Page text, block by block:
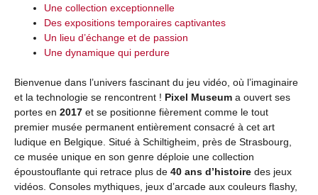
Une collection exceptionnelle
Des expositions temporaires captivantes
Un lieu d’échange et de passion
Une dynamique qui perdure
Bienvenue dans l’univers fascinant du jeu vidéo, où l’imaginaire
et la technologie se rencontrent ! Pixel Museum a ouvert ses
portes en 2017 et se positionne fièrement comme le tout
premier musée permanent entièrement consacré à cet art
ludique en Belgique. Situé à Schiltigheim, près de Strasbourg,
ce musée unique en son genre déploie une collection
époustouflante qui retrace plus de 40 ans d’histoire des jeux
vidéos. Consoles mythiques, jeux d’arcade aux couleurs flashy,